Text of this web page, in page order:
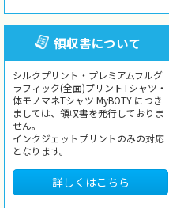
領収書について
シルクプリント・プレミアムフルグ
ラフィック(全面)プリントTシャツ・
体モノマネTシャツ MyBOTY につき
ましては、領収書を発行しておりま
せん。
インクジェットプリントのみの対応
となります。
詳しくはこちら